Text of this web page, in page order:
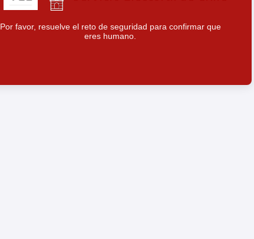
Por favor, resuelve el reto de seguridad para confirmar que
eres humano.